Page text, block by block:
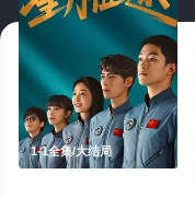
1-1全集/大结局